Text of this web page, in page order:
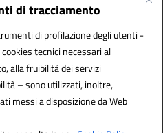
di tracciamento
di profilazione degli utenti -
tecnici necessari al
alla fruibilità dei servizi
– sono utilizzati, inoltre,
messi a disposizione da Web
Giarre (CT)
ctic8az00a@pec.istruzione.it
by 3D Solution S.r.l.